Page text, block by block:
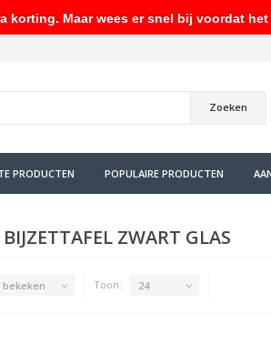
Zoeken
PRODUCTEN POPULAIRE PRODUCTEN
ZWART GLAS
bekeken Toon: 24
korting. Maar wees er snel bij voordat